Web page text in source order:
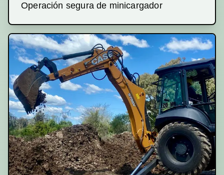
Operación segura de minicargador